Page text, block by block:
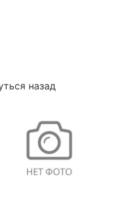
назад